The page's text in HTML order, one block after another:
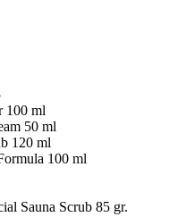
100 ml
50 ml
120 ml
100 ml
Sauna Scrub 85 gr.